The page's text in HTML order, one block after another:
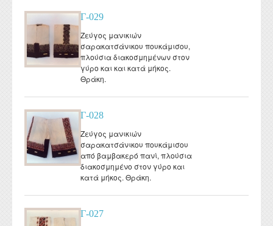
Γ-029
Ζεύγος μανικιών
σαρακατσάνικου πουκάμισου,
πλούσια διακοσμημένων στον
γύρο και και κατά μήκος.
Θράκη.
Γ-028
Ζεύγος μανικιών
σαρακατσάνικου πουκάμισου
από βαμβακερό πανί, πλούσια
διακοσμημένο στον γύρο και
κατά μήκος. Θράκη.
Γ-027